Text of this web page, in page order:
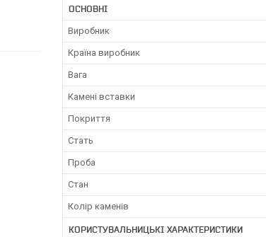
ОСНОВНІ
Виробник
Країна виробник
Вага
Камені вставки
Покриття
Стать
Проба
Стан
Колір каменів
КОРИСТУВАЛЬНИЦЬКІ ХАРАКТЕРИСТИКИ